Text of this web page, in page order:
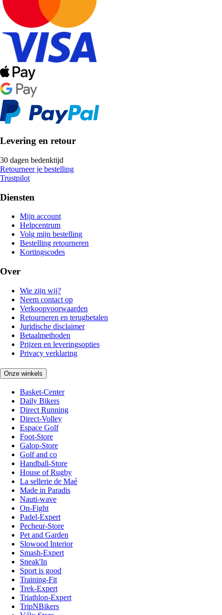
Levering en retour
30 dagen bedenktijd
Retourneer je bestelling
Trustpilot
Diensten
Mijn account
Helpcentrum
Volg mijn bestelling
Bestelling retourneren
Kortingscodes
Over
Wie zijn wij?
Neem contact op
Verkoopvoorwaarden
Retourneren en terugbetalen
Juridische disclaimer
Betaalmethoden
Prijzen en leveringsopties
Privacy verklaring
Onze winkels
Basket-Center
Daily Bikers
Direct Running
Direct-Volley
Espace Golf
Foot-Store
Galop-Store
Golf and co
Handball-Store
House of Rugby
La sellerie de Maé
Made in Paradis
Nauti-wave
On-Fight
Padel-Expert
Pecheur-Store
Pet and Garden
Slowood Interior
Smash-Expert
Sneak'In
Sport is good
Training-Fit
Trek-Expert
Triathlon-Expert
TripNBikers